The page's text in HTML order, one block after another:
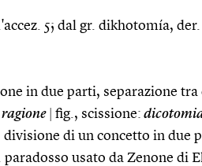
5; dal gr. dikhotomía,
in due parti, separazione tra
ragione
fig., scissione:
divisione di un concetto in due
paradosso usato da Zenone di